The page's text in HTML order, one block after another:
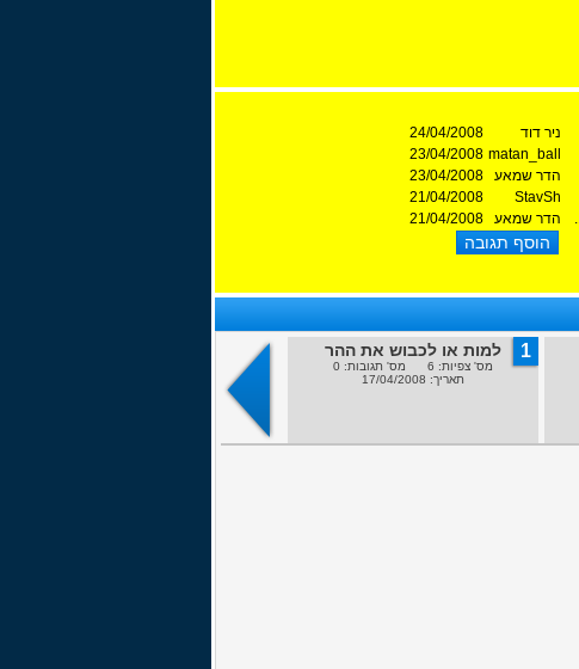
ניר דוד
24/04/2008
matan_ball
23/04/2008
הדר שמאע
23/04/2008
StavSh
21/04/2008
הדר שמאע 21/04/2008
1 למות או לכבוש את ההר
מס' צפיות: 6 מס' תגובות: 0
תאריך: 17/04/2008